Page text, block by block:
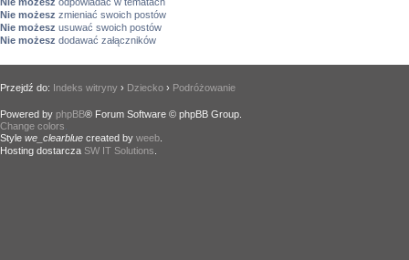
Nie możesz zmieniać swoich postów
Nie możesz usuwać swoich postów
Nie możesz dodawać załączników
Przejdź do: Indeks witryny › Dziecko › Podróżowanie
Powered by phpBB® Forum Software © phpBB Group.
Change colors
Style we_clearblue created by weeb
Hosting dostarcza SW IT Solutions